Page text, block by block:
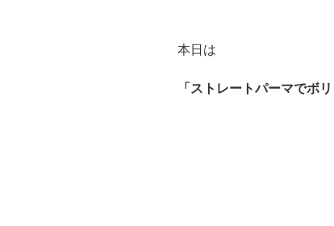
本日は
「ストレートパーマでボ